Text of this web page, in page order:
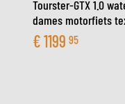
Tourster-GTX 1.0
dames motorfiets
€1199 95